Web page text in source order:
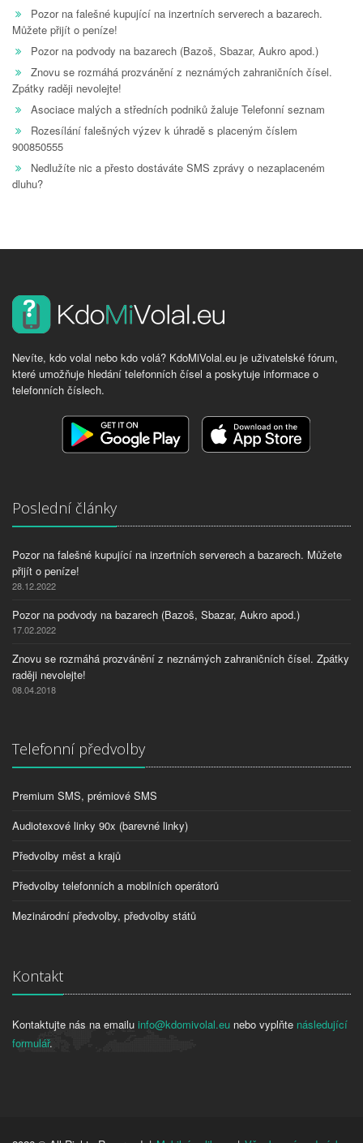
Pozor na falešné kupující na inzertních serverech a bazarech.
Můžete přijít o peníze!
Pozor na podvody na bazarech (Bazoš, Sbazar, Aukro apod.)
Znovu se rozmáhá prozvánění z neznámých zahraničních čísel.
Zpátky raději nevolejte!
Asociace malých a středních podniků žaluje Telefonní seznam
Rozesílání falešných výzev k úhradě s placeným číslem
900850555
Nedlužíte nic a přesto dostáváte SMS zprávy o nezaplaceném
dluhu?
Nevíte, kdo volal nebo kdo volá? KdoMiVolal.eu je uživatelské fórum,
které umožňuje hledání telefonních čísel a poskytuje informace o
telefonních číslech.
Poslední články
Pozor na falešné kupující na inzertních serverech a bazarech. Můžete
přijít o peníze!
28.12.2022
Pozor na podvody na bazarech (Bazoš, Sbazar, Aukro apod.)
17.02.2022
Znovu se rozmáhá prozvánění z neznámých zahraničních čísel. Zpátky
raději nevolejte!
08.04.2018
Telefonní předvolby
Premium SMS, prémiové SMS
Audiotexové linky 90x (barevné linky)
Předvolby měst a krajů
Předvolby telefonních a mobilních operátorů
Mezinárodní předvolby, předvolby států
Kontakt
Kontaktujte nás na emailu info@kdomivolal.eu nebo vyplňte následující
formulář.